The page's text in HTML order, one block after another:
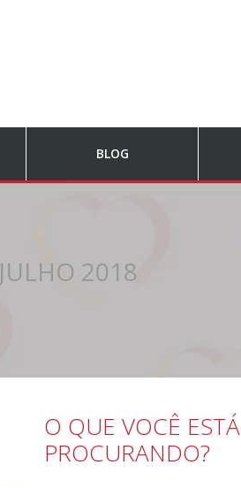
BLOG
JULHO 2018
O QUE VOCÊ ESTÁ
PROCURANDO?